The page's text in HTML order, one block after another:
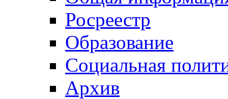
Росреестр
Образование
Социальная
Архив